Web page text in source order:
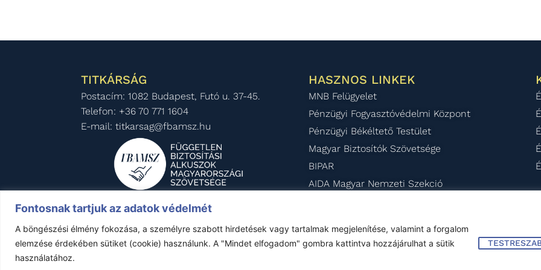
Fontosnak tartjuk az adatok védelmét
A böngészési élmény fokozása, a személyre szabott hirdetések vagy tartalmak megjelenítése, valamint a forgalom
elemzése érdekében sütiket (cookie) használunk. A "Mindet elfogadom" gombra kattintva hozzájárulhat a sütik
használatához.
TITKÁRSÁG
Postacím: 1082 Budapest, Futó u. 37-45.
Telefon: +36 70 771 1604
E-mail: titkarsag@fbamsz.hu
HASZNOS LINKEK
MNB Felügyelet
Pénzügyi Fogyasztóvédelmi Központ
Pénzügyi Békéltető Testület
Magyar Biztosítók Szövetsége
BIPAR
AIDA Magyar Nemzeti Szekció
Minden jog fenntartva © FBAMSZ 1992-2025 Impresszum–Jogi nyilatkozat–